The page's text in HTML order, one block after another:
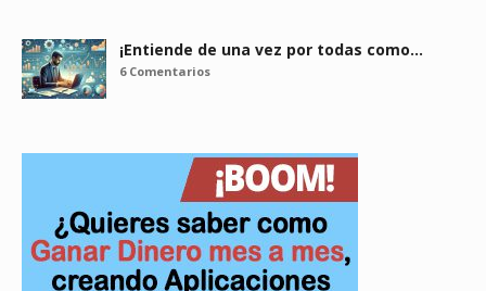
¡Entiende de una vez por todas como…
6 Comentarios